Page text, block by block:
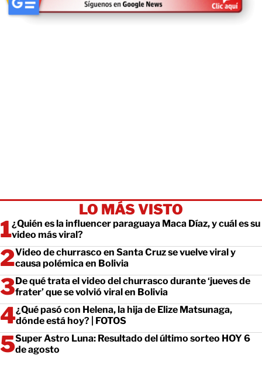
LO MÁS VISTO
¿Quién es la influencer paraguaya Maca Díaz, y cuál es su
video más viral?
Video de churrasco en Santa Cruz se vuelve viral y
causa polémica en Bolivia
De qué trata el video del churrasco durante ‘jueves de
frater’ que se volvió viral en Bolivia
¿Qué pasó con Helena, la hija de Elize Matsunaga,
dónde está hoy? | FOTOS
Super Astro Luna: Resultado del último sorteo HOY 6
de agosto